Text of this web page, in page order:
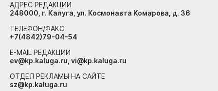
АДРЕС РЕДАКЦИИ
248000, г. Калуга, ул. Космонавта Комарова, д. 36
ТЕЛЕФОН/ФАКС
+7(4842)79-04-54
E-MAIL РЕДАКЦИИ
ev@kp.kaluga.ru, vi@kp.kaluga.ru
ОТДЕЛ РЕКЛАМЫ НА САЙТЕ
sz@kp.kaluga.ru